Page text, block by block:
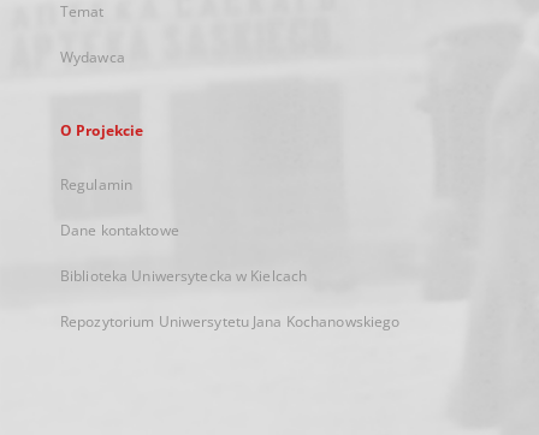
Temat
Wydawca
O Projekcie
Regulamin
Dane kontaktowe
Biblioteka Uniwersytecka w Kielcach
Repozytorium Uniwersytetu Jana Kochanowskiego